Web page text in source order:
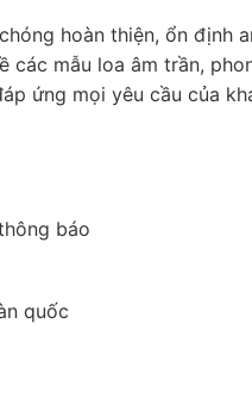
hoàn thiện, ổn định
các mẫu loa âm trần,
ứng mọi yêu cầu của
báo
quốc